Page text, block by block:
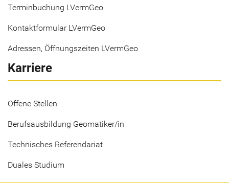
Terminbuchung LVermGeo
Kontaktformular LVermGeo
Adressen, Öffnungszeiten LVermGeo
Karriere
Offene Stellen
Berufsausbildung Geomatiker/in
Technisches Referendariat
Duales Studium